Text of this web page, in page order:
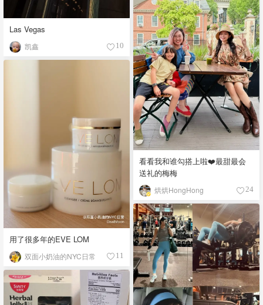
Las Vegas
凯鑫 10
看看我和谁勾搭上啦❤️最甜最会
送礼的梅梅
烘烘HongHong 24
用了很多年的EVE LOM
双面小奶油的NYC日常 11